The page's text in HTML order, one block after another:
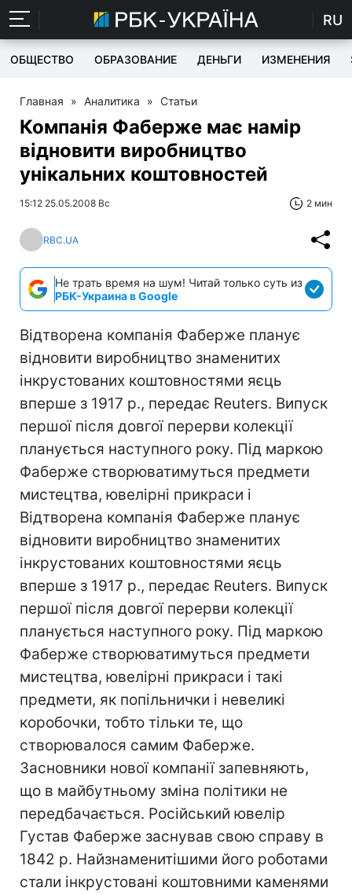
RU
ОБЩЕСТВО ОБРАЗОВАНИЕ ДЕНЬГИ ИЗМЕНЕНИЯ
Главная » Аналитика » Статьи
Компанія Фаберже має намір
відновити виробництво
унікальних коштовностей
15:12 25.05.2008 Вс 2 мин
RBC.UA
Не трать время на шум! Читай только суть из
РБК-Украина в Google
Відтворена компанія Фаберже планує
відновити виробництво знаменитих
інкрустованих коштовностями яєць
вперше з 1917 р., передає Reuters. Випуск
першої після довгої перерви колекції
планується наступного року. Під маркою
Фаберже створюватимуться предмети
мистецтва, ювелірні прикраси і
Відтворена компанія Фаберже планує
відновити виробництво знаменитих
інкрустованих коштовностями яєць
вперше з 1917 р., передає Reuters. Випуск
першої після довгої перерви колекції
планується наступного року. Під маркою
Фаберже створюватимуться предмети
мистецтва, ювелірні прикраси і такі
предмети, як попільнички і невеликі
коробочки, тобто тільки те, що
створювалося самим Фаберже.
Засновники нової компанії запевняють,
що в майбутньому зміна політики не
передбачається. Російський ювелір
Густав Фаберже заснував свою справу в
1842 р. Найзнаменитішими його роботами
стали інкрустовані коштовними каменями